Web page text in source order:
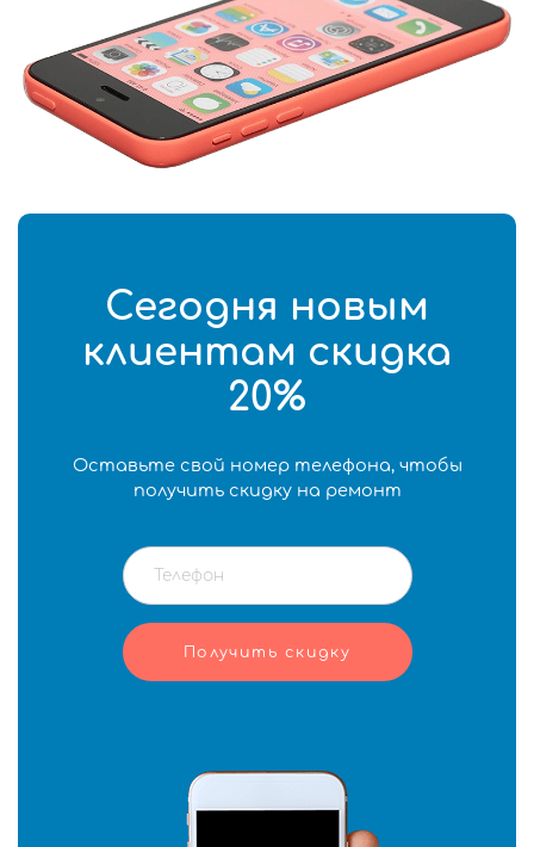
Сегодня новым
клиентам скидка
20%
Оставьте свой номер телефона, чтобы
получить скидку на ремонт